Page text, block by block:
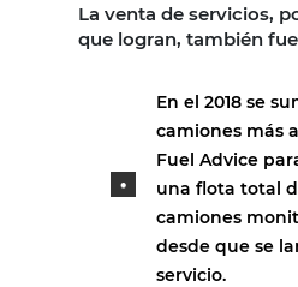
La venta de servicios,
que logran, también
En el 2018 se
camiones más
Fuel Advice
una flota total
camiones
desde que se
servicio.